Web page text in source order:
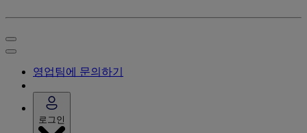
영업팀에 문의하기
로그인